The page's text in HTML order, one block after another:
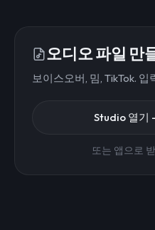
오디오 파일 만
보이스오버, 밈, TikTok.
Studio 열기
또는 앱으로